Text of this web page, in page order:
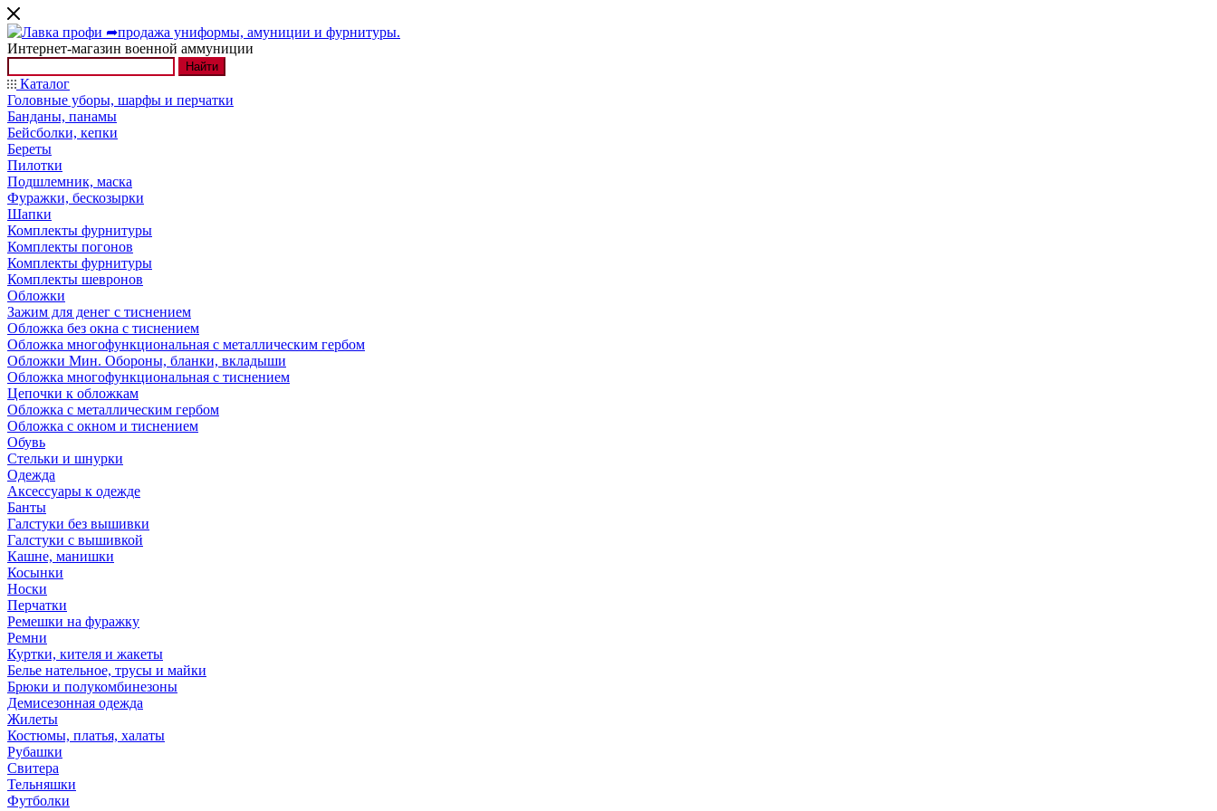
Интернет-магазин военной аммуниции
Найти
Каталог
Головные уборы, шарфы и перчатки
Банданы, панамы
Бейсболки, кепки
Береты
Пилотки
Подшлемник, маска
Фуражки, бескозырки
Шапки
Комплекты фурнитуры
Комплекты погонов
Комплекты фурнитуры
Комплекты шевронов
Обложки
Зажим для денег с тиснением
Обложка без окна с тиснением
Обложка многофункциональная с металлическим гербом
Обложки Мин. Обороны, бланки, вкладыши
Обложка многофункциональная с тиснением
Цепочки к обложкам
Обложка с металлическим гербом
Обложка с окном и тиснением
Обувь
Стельки и шнурки
Одежда
Аксессуары к одежде
Банты
Галстуки без вышивки
Галстуки с вышивкой
Кашне, манишки
Косынки
Носки
Перчатки
Ремешки на фуражку
Ремни
Куртки, кителя и жакеты
Белье нательное, трусы и майки
Брюки и полукомбинезоны
Демисезонная одежда
Жилеты
Костюмы, платья, халаты
Рубашки
Свитера
Тельняшки
Футболки